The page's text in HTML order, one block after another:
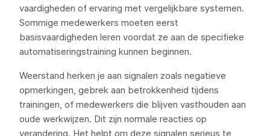
vaardigheden of ervaring met vergelijkbare systemen.
Sommige medewerkers moeten eerst
basisvaardigheden leren voordat ze aan de specifieke
automatiseringstraining kunnen beginnen.
Weerstand herken je aan signalen zoals negatieve
opmerkingen, gebrek aan betrokkenheid tijdens
trainingen, of medewerkers die blijven vasthouden aan
oude werkwijzen. Dit zijn normale reacties op
verandering. Het helpt om deze signalen serieus te